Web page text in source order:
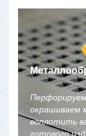
окрашиваем
воплотить
готового